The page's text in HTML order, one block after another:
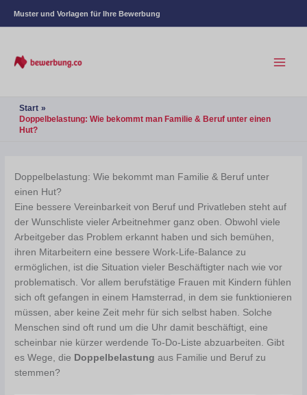
Muster und Vorlagen für Ihre Bewerbung
Start
Doppelbelastung: Wie bekommt man Familie & Beruf unter einen
Hut?
Doppelbelastung: Wie bekommt man Familie & Beruf unter
einen Hut?
Eine bessere Vereinbarkeit von Beruf und Privatleben steht auf
der Wunschliste vieler Arbeitnehmer ganz oben. Obwohl viele
Arbeitgeber das Problem erkannt haben und sich bemühen,
ihren Mitarbeitern eine bessere Work-Life-Balance zu
ermöglichen, ist die Situation vieler Beschäftigter nach wie vor
problematisch. Vor allem berufstätige Frauen mit Kindern fühlen
sich oft gefangen in einem Hamsterrad, in dem sie funktionieren
müssen, aber keine Zeit mehr für sich selbst haben. Solche
Menschen sind oft rund um die Uhr damit beschäftigt, eine
scheinbar nie kürzer werdende To-Do-Liste abzuarbeiten. Gibt
es Wege, die Doppelbelastung aus Familie und Beruf zu
stemmen?